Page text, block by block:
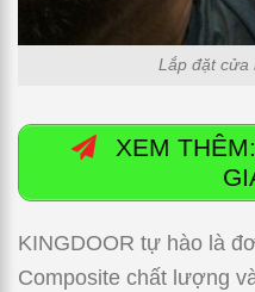
Lắp đặt cửa
XEM
KINGDOOR tự hào là
Composite chất lượng